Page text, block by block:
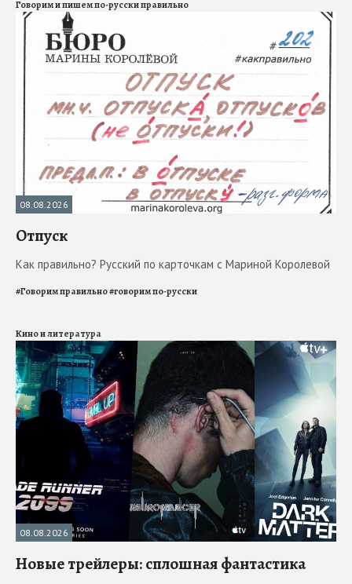
Говорим и пишем по-русски правильно
08.08.2026
Отпуск
Как правильно? Русский по карточкам с Мариной Королевой
#Говорим правильно#говорим по-русски
Кино и литература
08.08.2026
Новые трейлеры: сплошная фантастика